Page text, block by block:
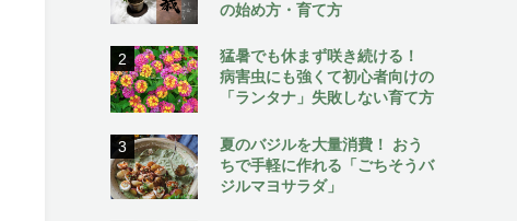
の始め方・育て方
2
猛暑でも休まず咲き続ける！
病害虫にも強くて初心者向けの
「ランタナ」失敗しない育て方
3
夏のバジルを大量消費！ おう
ちで手軽に作れる「ごちそうバ
ジルマヨサラダ」